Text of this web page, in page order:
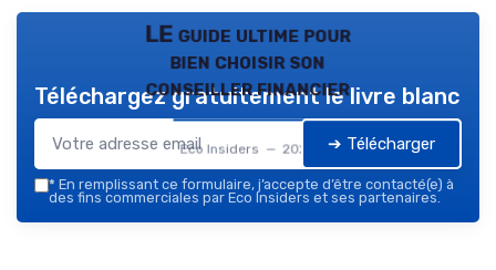
LE guide ultime pour
bien choisir son
conseiller financier
Eco Insiders — 2026
Téléchargez gratuitement le livre blanc
➔ Télécharger
* En remplissant ce formulaire, j’accepte d’être contacté(e) à
des fins commerciales par Eco Insiders et ses partenaires.